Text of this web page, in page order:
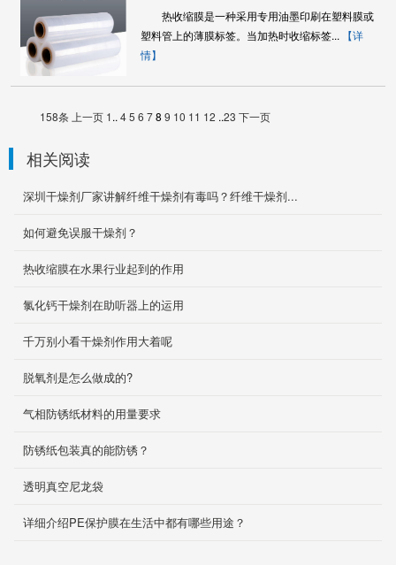
热收缩膜是一种采用专用油墨印刷在塑料膜或
塑料管上的薄膜标签。当加热时收缩标签...
【详
情】
158条 上一页 1.. 45 6 78 9 10 11 12 ..23 下一页
相关阅读
深圳干燥剂厂家讲解纤维干燥剂有毒吗？纤维干燥剂...
如何避免误服干燥剂？
热收缩膜在水果行业起到的作用
氯化钙干燥剂在助听器上的运用
千万别小看干燥剂作用大着呢
脱氧剂是怎么做成的?
气相防锈纸材料的用量要求
防锈纸包装真的能防锈？
透明真空尼龙袋
详细介绍PE保护膜在生活中都有哪些用途？
桔色硅胶指示剂是一种不含钴（CO）的指示型
品在制作过程中...
防霉充气袋
护型产品，具有防霉功效。充气袋可有效防止在
真空尼龙袋